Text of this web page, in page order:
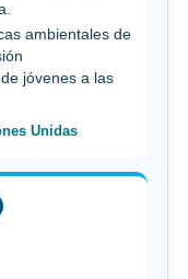
ambientales de
jóvenes a las
Unidas